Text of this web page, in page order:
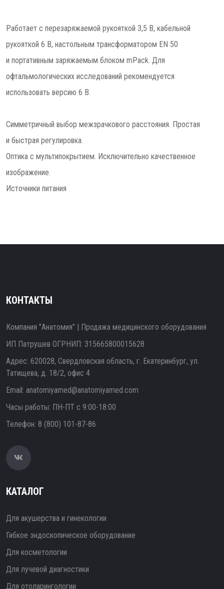
Работает с перезаряжаемой рукояткой 3,5 В, кабельной
рукояткой 6 В, настольным трансформатором EN 50
и портативным заряжаемым блоком mPack. Для
офтальмологических исследований рекомендуется
использовать версию 6 В.
Симметричный выбор межзрачкового расстояния. Простая
и быстрая регулировка.
Оптика с мультипокрытием. Исключительно качественное
изображение.
Источники питания
КОНТАКТЫ
Компания "Анатомия" | Продажа медицинского оборудования
ИП Патрушев ОГРНИП: 315665800015628
Адрес: 620028, Свердловская область, г. Екатеринбург, ул.
Татищева, д. 18/2, офис 4
Email: anatomiyamed@anatomiyamed.com
Часы работы: ПН-ПТ с 9:00-18:00
Телефон: 8 (800) 101-87-86
КАТАЛОГ
Для акушерства и гинекологии
Гибкое эндоскопическое оборудование
Для косметологии
Для лучевой диагностики
Для отоларингологии